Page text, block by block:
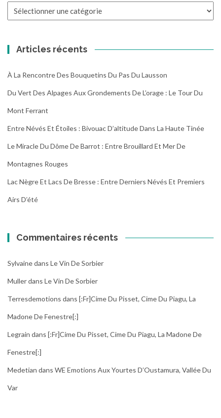
Articles récents
À La Rencontre Des Bouquetins Du Pas Du Lausson
Du Vert Des Alpages Aux Grondements De L’orage : Le Tour Du
Mont Ferrant
Entre Névés Et Étoiles : Bivouac D’altitude Dans La Haute Tinée
Le Miracle Du Dôme De Barrot : Entre Brouillard Et Mer De
Montagnes Rouges
Lac Nègre Et Lacs De Bresse : Entre Derniers Névés Et Premiers
Airs D’été
Commentaires récents
Sylvainedans Le Vin De Sorbier
Mullerdans Le Vin De Sorbier
Terresdemotions dans [:fr]Cime Du Pisset, Cime Du Piagu, La
Madone De Fenestre[:]
Legrain dans [:fr]Cime Du Pisset, Cime Du Piagu, La Madone De
Fenestre[:]
Medetian dans WE Emotions Aux Yourtes D’Oustamura, Vallée Du
Var